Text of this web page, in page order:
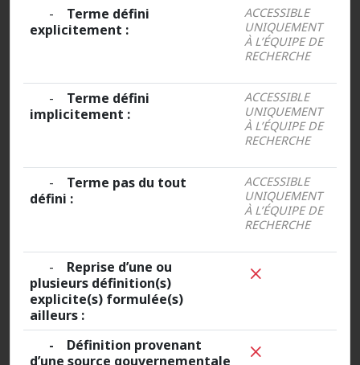
- Terme défini
explicitement :
ACCESSIBLE
UNIQUEMENT
À L’ÉQUIPE DE
RECHERCHE
- Terme défini
implicitement :
ACCESSIBLE
UNIQUEMENT
À L’ÉQUIPE DE
RECHERCHE
- Terme pas du tout
défini :
ACCESSIBLE
UNIQUEMENT
À L’ÉQUIPE DE
RECHERCHE
- Reprise d’une ou
plusieurs définition(s)
explicite(s) formulée(s)
ailleurs :
- Définition provenant
d’une source gouvernementale